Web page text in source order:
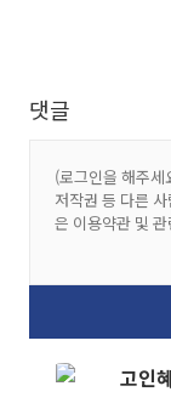
댓글
고인혜